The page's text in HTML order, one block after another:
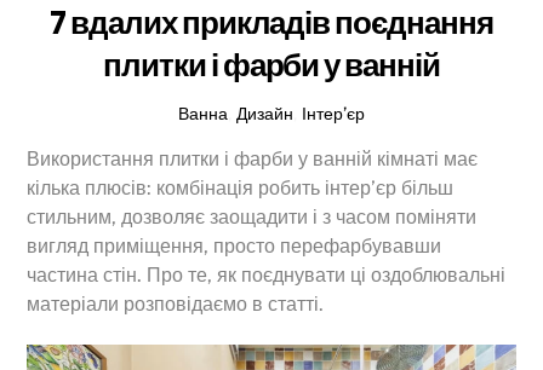
7 вдалих прикладів поєднання
плитки і фарби у ванній
Ванна Дизайн Інтер’єр
Використання плитки і фарби у ванній кімнаті має
кілька плюсів: комбінація робить інтер’єр більш
стильним, дозволяє заощадити і з часом поміняти
вигляд приміщення, просто перефарбувавши
частина стін. Про те, як поєднувати ці оздоблювальні
матеріали розповідаємо в статті.